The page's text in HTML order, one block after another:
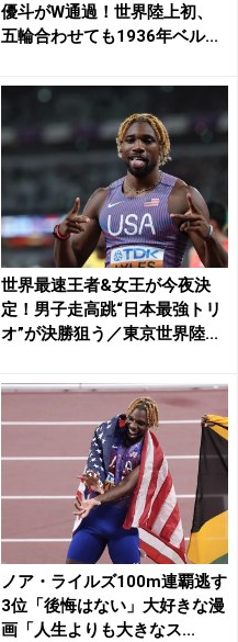
優斗がW通過！世界陸上初、
五輪合わせても1936年ベル...
世界最速王者&女王が今夜決
定！男子走高跳“日本最強トリ
オ”が決勝狙う／東京世界陸...
ノア・ライルズ100m連覇逃す
3位「後悔はない」大好きな漫
画「人生よりも大きなス...